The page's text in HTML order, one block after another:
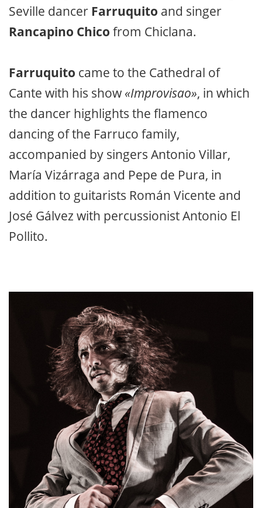
Seville dancer Farruquito and singer
Rancapino Chico from Chiclana.
Farruquito came to the Cathedral of
Cante with his show «Improvisao», in which
the dancer highlights the flamenco
dancing of the Farruco family,
accompanied by singers Antonio Villar,
María Vizárraga and Pepe de Pura, in
addition to guitarists Román Vicente and
José Gálvez with percussionist Antonio El
Pollito.